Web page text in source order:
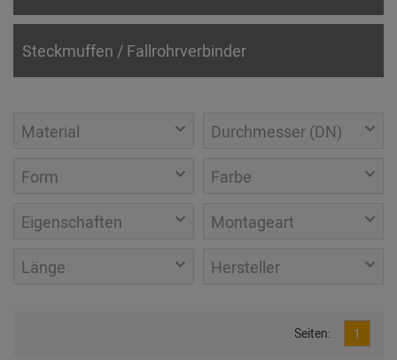
Steckmuffen / Fallrohrverbinder
Material Durchmesser (DN)
Form Farbe
Eigenschaften Montageart
Länge Hersteller
Seiten: 1